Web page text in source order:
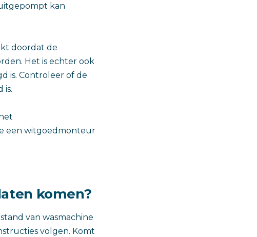
kan
doordat de
Het is echter ook
is. Controleer of de
is.
een witgoedmonteur
komen?
van wasmachine
volgen. Komt